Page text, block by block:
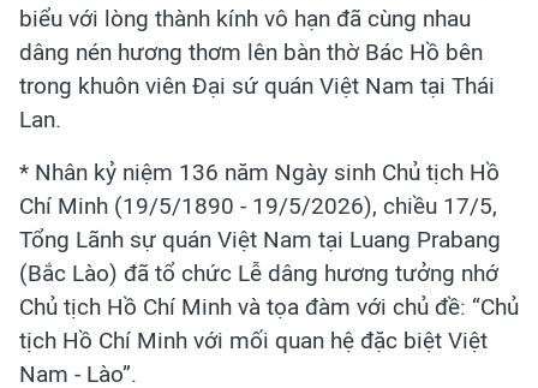
biểu với lòng thành kính vô hạn đã cùng nhau
dâng nén hương thơm lên bàn thờ Bác Hồ bên
trong khuôn viên Đại sứ quán Việt Nam tại Thái
Lan.
* Nhân kỷ niệm 136 năm Ngày sinh Chủ tịch Hồ
Chí Minh (19/5/1890 - 19/5/2026), chiều 17/5,
Tổng Lãnh sự quán Việt Nam tại Luang Prabang
(Bắc Lào) đã tổ chức Lễ dâng hương tưởng nhớ
Chủ tịch Hồ Chí Minh và tọa đàm với chủ đề: “Chủ
tịch Hồ Chí Minh với mối quan hệ đặc biệt Việt
Nam - Lào”.